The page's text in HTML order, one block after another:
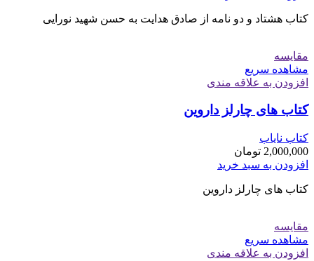
کتاب هشتاد و دو نامه از صادق هدایت به حسن شهید نورایی
مقایسه
مشاهده سریع
افزودن به علاقه مندی
کتاب های چارلز داروین
کتاب نایاب
2,000,000 تومان
افزودن به سبد خرید
کتاب های چارلز داروین
مقایسه
مشاهده سریع
افزودن به علاقه مندی